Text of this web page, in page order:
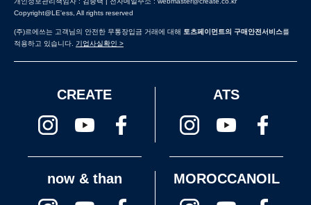
Copyright@LE'ess, All rights reserved
(주)르에쓰는 고객님의 안전한 무통장입금 거래에 대해 토츠페이먼트의 구매안전서비스를
적용하고 있습니다. 기업사실확인 >
CREATE ATS
now & than MOROCCANOIL